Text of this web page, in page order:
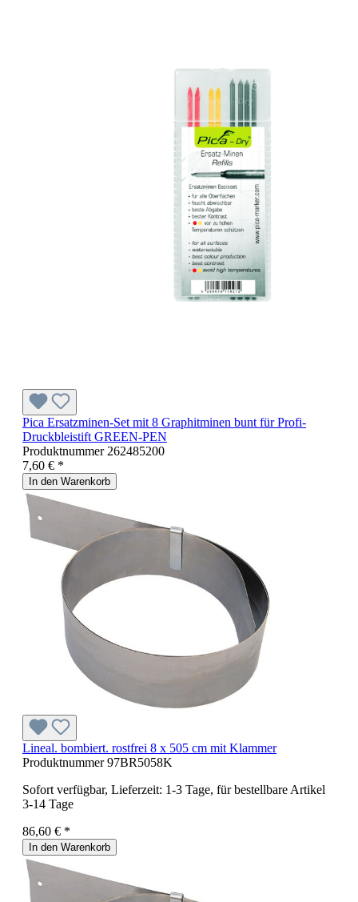
Pica Ersatzminen-Set mit 8 Graphitminen bunt für Profi-
Druckbleistift GREEN-PEN
Produktnummer 262485200
7,60 € *
In den Warenkorb
Lineal. bombiert. rostfrei 8 x 505 cm mit Klammer
Produktnummer97BR5058K
Sofort verfügbar, Lieferzeit: 1-3 Tage, für bestellbare Artikel
3-14 Tage
86,60 € *
In den Warenkorb